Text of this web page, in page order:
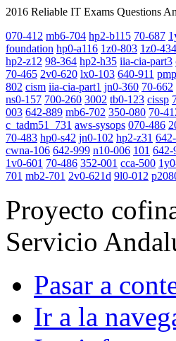
2016 Reliable IT Exams Questions
070-412 mb6-704 hp2-b115 70-687
foundation hp0-a116 1z0-803 1z0-434
hp2-z12 98-364 hp2-h35 iia-cia-part3
70-465 2v0-620 lx0-103 640-911 pmp
802 cism iia-cia-part1 jn0-360 70-662
ns0-157 700-260 3002 tb0-123 cissp
003 642-889 mb6-702 350-080 70-
c_tadm51_731 aws-sysops 070-486
70-483 hp0-s42 jn0-102 hp2-z31
cwna-106 642-999 n10-006 101 642-
1v0-601 70-486 352-001 cca-500
701 mb2-701 2v0-621d 9l0-012
Proyecto
Servicio
Pasar a
Ir a la